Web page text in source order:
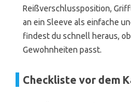
Reißverschlussposition,
an ein Sleeve als einfache
findest du schnell heraus,
Gewohnheiten passt.
Checkliste vor dem